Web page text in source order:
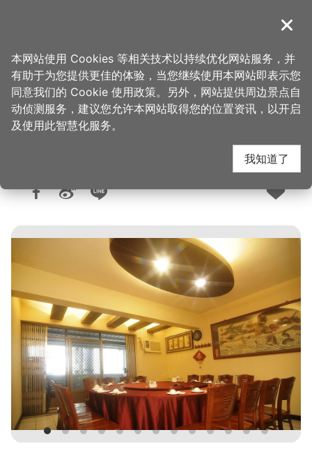
導覽
首页 > 想去的地方 > 美食、购物 > 美食快搜
馔园餐馆
人气：1.4万
关闭
本网站使用 Cookies 等相关技术以持续优化网站服务，并
有助于为您提供更佳的体验，当您继续使用本网站即表示您
同意我们的 Cookie 使用政策。另外，网站提供周边景点自
动侦测服务，建议您允许本网站取得您的位置资讯，以开启
及使用此智慧化服务。
我知道了